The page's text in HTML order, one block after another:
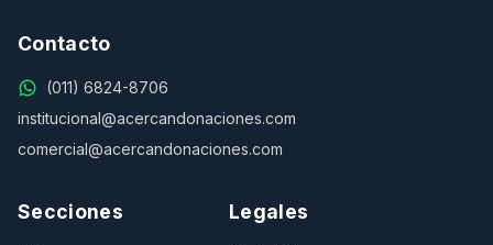
Contacto
(011) 6824-8706
institucional@acercandonaciones.com
comercial@acercandonaciones.com
Secciones Legales